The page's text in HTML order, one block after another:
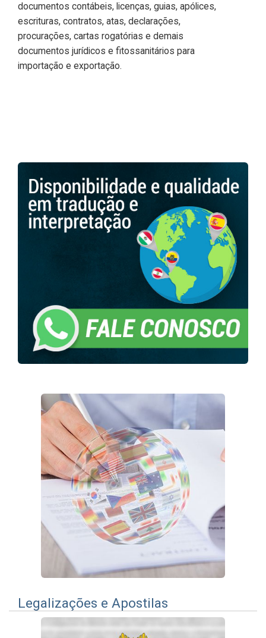
documentos contábeis, licenças, guias, apólices,
escrituras, contratos, atas, declarações,
procurações, cartas rogatórias e demais
documentos jurídicos e fitossanitários para
importação e exportação.
Legalizações e Apostilas